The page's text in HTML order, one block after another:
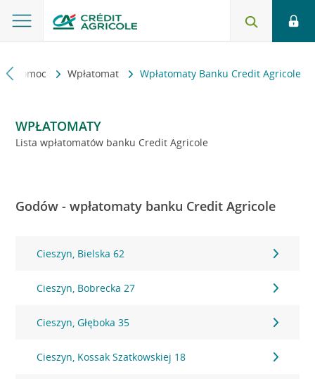
i pomoc Wpłatomat Wpłatomaty Banku Credit Agricole
WPŁATOMATY
Lista wpłatomatów banku Credit Agricole
Godów - wpłatomaty banku Credit Agricole
Cieszyn, Bielska 62
Cieszyn, Bobrecka 27
Cieszyn, Głęboka 35
Cieszyn, Kossak Szatkowskiej 18